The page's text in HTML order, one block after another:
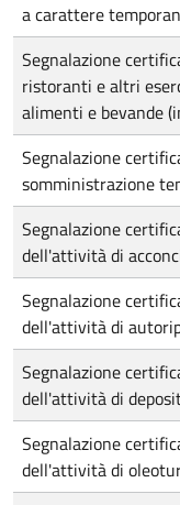
a carattere
Segnalazione
ristoranti e altri
alimenti e bevande
Segnalazione
somministrazione
Segnalazione
dell'attività di
Segnalazione
dell'attività di
Segnalazione
dell'attività di
Segnalazione
dell'attività di